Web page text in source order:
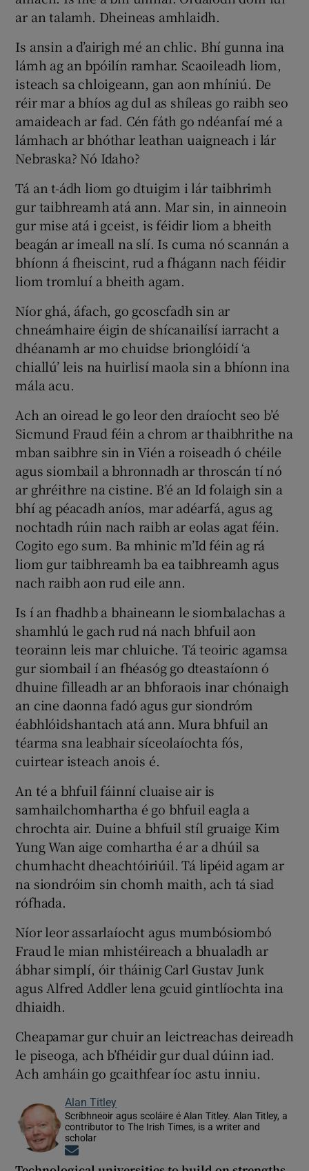
ar an talamh. Dheineas amhlaidh.
Is ansin a d’airigh mé an chlic. Bhí gunna ina
lámh ag an bpóilín ramhar. Scaoileadh liom,
isteach sa chloigeann, gan aon mhíniú. De
réir mar a bhíos ag dul as shíleas go raibh seo
amaideach ar fad. Cén fáth go ndéanfaí mé a
lámhach ar bhóthar leathan uaigneach i lár
Nebraska? Nó Idaho?
Tá an t-ádh liom go dtuigim i lár taibhrimh
gur taibhreamh atá ann. Mar sin, in ainneoin
gur mise atá i gceist, is féidir liom a bheith
beagán ar imeall na slí. Is cuma nó scannán a
bhíonn á fheiscint, rud a fhágann nach féidir
liom tromluí a bheith agam.
Níor ghá, áfach, go gcoscfadh sin ar
chneámhaire éigin de shícanailísí iarracht a
dhéanamh ar mo chuidse brionglóidí ‘a
chiallú’ leis na huirlisí maola sin a bhíonn ina
mála acu.
Ach an oiread le go leor den draíocht seo b’é
Sicmund Fraud féin a chrom ar thaibhrithe na
mban saibhre sin in Vién a roiseadh ó chéile
agus siombail a bhronnadh ar throscán tí nó
ar ghréithre na cistine. B’é an Id folaigh sin a
bhí ag péacadh aníos, mar adéarfá, agus ag
nochtadh rúin nach raibh ar eolas agat féin.
Cogito ego sum. Ba mhinic m’Id féin ag rá
liom gur taibhreamh ba ea taibhreamh agus
nach raibh aon rud eile ann.
Is í an fhadhb a bhaineann le siombalachas a
shamhlú le gach rud ná nach bhfuil aon
teorainn leis mar chluiche. Tá teoiric agamsa
gur siombail í an fhéasóg go dteastaíonn ó
dhuine filleadh ar an bhforaois inar chónaigh
an cine daonna fadó agus gur siondróm
éabhlóidshantach atá ann. Mura bhfuil an
téarma sna leabhair síceolaíochta fós,
cuirtear isteach anois é.
An té a bhfuil fáinní cluaise air is
samhailchomhartha é go bhfuil eagla a
chrochta air. Duine a bhfuil stíl gruaige Kim
Yung Wan aige comhartha é ar a dhúil sa
chumhacht dheachtóiriúil. Tá lipéid agam ar
na siondróim sin chomh maith, ach tá siad
rófhada.
Níor leor assarlaíocht agus mumbósiombó
Fraud le mian mhistéireach a bhualadh ar
ábhar simplí, óir tháinig Carl Gustav Junk
agus Alfred Addler lena gcuid gintlíochta ina
dhiaidh.
Cheapamar gur chuir an leictreachas deireadh
le piseoga, ach b’fhéidir gur dual dúinn iad.
Ach amháin go gcaithfear íoc astu inniu.
Alan Titley
Scríbhneoir agus scoláire é Alan Titley. Alan Titley, a
contributor to The Irish Times, is a writer and
scholar